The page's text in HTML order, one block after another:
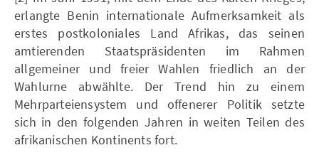
erlangte Benin internationale Aufmerksamkeit als
erstes postkoloniales Land Afrikas, das seinen
amtierenden Staatspräsidenten im Rahmen
allgemeiner und freier Wahlen friedlich an der
Wahlurne abwählte. Der Trend hin zu einem
Mehrparteiensystem und offenerer Politik setzte
sich in den folgenden Jahren in weiten Teilen des
afrikanischen Kontinents fort.